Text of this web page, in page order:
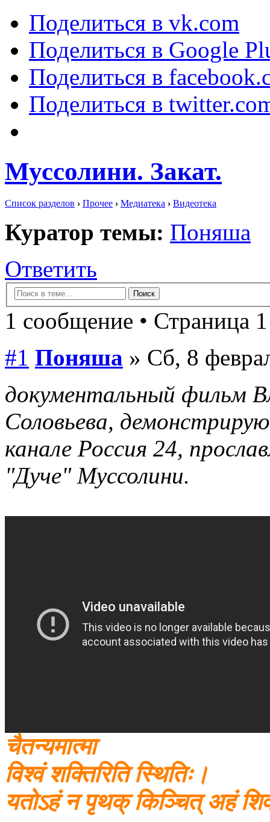
Поделиться в vk.com
Поделиться в Google
Поделиться в
Поделиться в
Муссолини. Закат.
Список разделов › Прочее › Медиатека › Видеотека
Куратор темы: Поняша
Ответить
1 сообщение • Страница
#1 Поняша » Сб, 8
документальный фильм
Соловьева,
канале Россия 24,
"Дуче" Муссолини.
चैतन्यमात्मा
विश्वं शक्तिरिति स्थितिः।
यतोऽहं न पृथक् किञ्चित् अहं